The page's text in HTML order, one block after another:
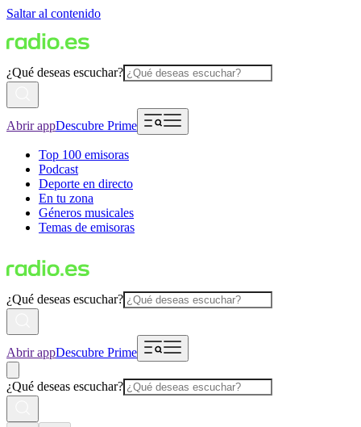
Saltar al contenido
¿Qué deseas escuchar?
Abrir appDescubre Prime
Top 100 emisoras
Podcast
Deporte en directo
En tu zona
Géneros musicales
Temas de emisoras
¿Qué deseas escuchar?
Abrir appDescubre Prime
¿Qué deseas escuchar?